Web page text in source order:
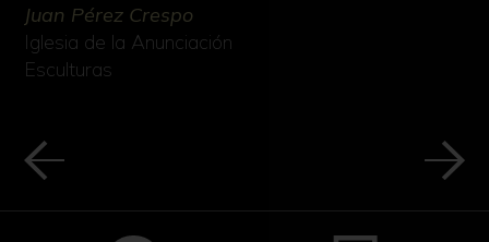
Juan Pérez Crespo
Iglesia de la Anunciación
Esculturas